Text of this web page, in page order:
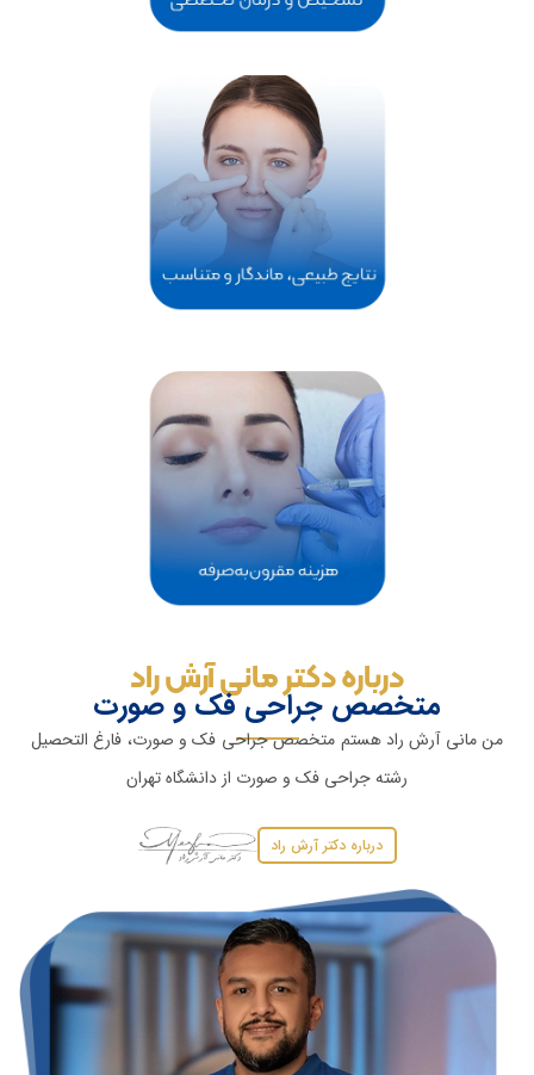
درباره دکتر مانی آرش راد
متخصص جراحی فك و صورت
من مانی آرش راد هستم متخصص جراحى فك و صورت، فارغ التحصیل
رشته جراحی فک و صورت از دانشگاه تهران
درباره دکتر آرش راد